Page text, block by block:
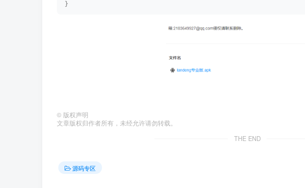
}
© 版权声明
文章版权归作者所有，未经允许请勿转载。
THE END
源码专区